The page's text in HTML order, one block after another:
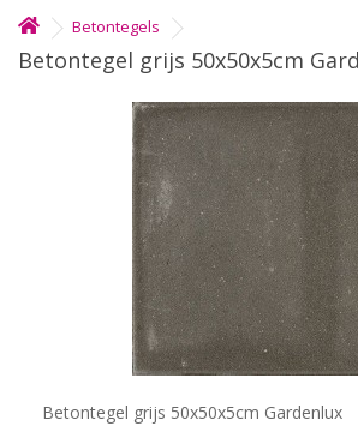
Betontegels
Betontegel grijs 50x50x5cm
Betontegel grijs 50x50x5cm Gardenlux